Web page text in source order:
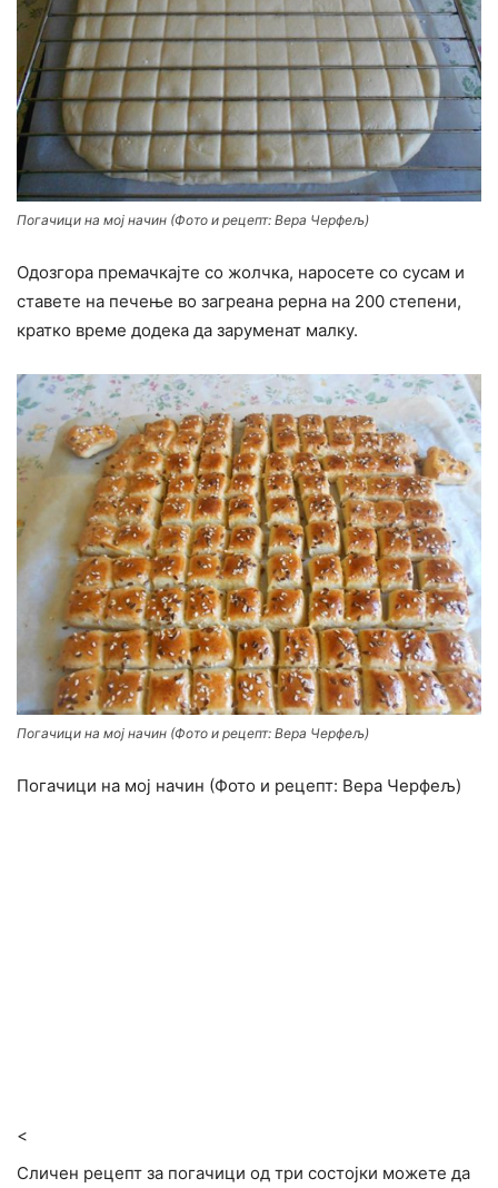
Погачици на мој начин (Фото и рецепт: Вера Черфељ)
Одозгора премачкајте со жолчка, наросете со сусам и
ставете на печење во загреана рерна на 200 степени,
кратко време додека да заруменат малку.
Погачици на мој начин (Фото и рецепт: Вера Черфељ)
Погачици на мој начин (Фото и рецепт: Вера Черфељ)
<
Сличен рецепт за погачици од три состојки можете да